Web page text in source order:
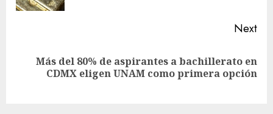
Next
Más del 80% de aspirantes a bachillerato en
CDMX eligen UNAM como primera opción